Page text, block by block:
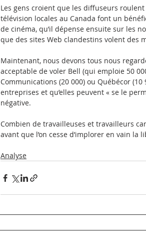
Les gens croient que les diffuseurs
télévision locales au Canada font un
de cinéma, qu’il dépense ensuite sur les
que des sites Web clandestins volent des
Maintenant, nous devons tous nous
acceptable de voler Bell (qui emploie 50
Communications (20 000) ou Québécor
entreprises et qu’elles peuvent « se le
négative.
Combien de travailleuses et travailleurs
avant que l’on cesse d’implorer en vain la
Analyse